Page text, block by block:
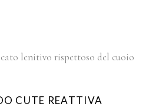
CUTE REATTIVA